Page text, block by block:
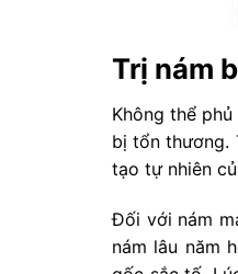
Trị nám
Không thể
bị tổn thương.
tạo tự nhiên
Đối với nám
nám lâu năm